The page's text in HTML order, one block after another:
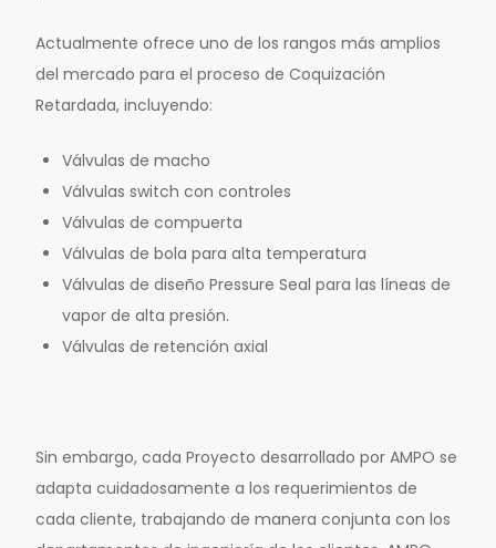
Actualmente ofrece uno de los rangos más amplios
del mercado para el proceso de Coquización
Retardada, incluyendo:
Válvulas de macho
Válvulas switch con controles
Válvulas de compuerta
Válvulas de bola para alta temperatura
Válvulas de diseño Pressure Seal para las líneas de
vapor de alta presión.
Válvulas de retención axial
Sin embargo, cada Proyecto desarrollado por AMPO se
adapta cuidadosamente a los requerimientos de
cada cliente, trabajando de manera conjunta con los